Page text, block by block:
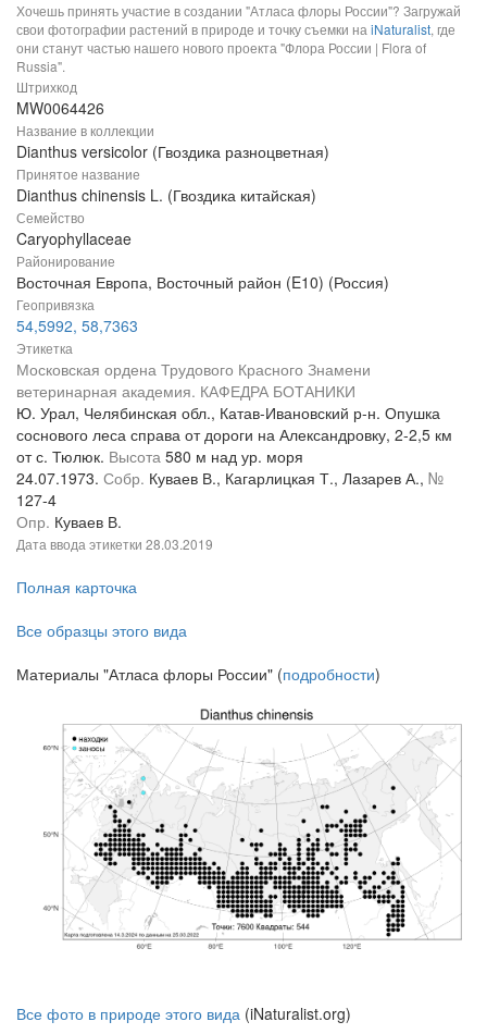
Хочешь принять участие в создании "Атласа флоры России"? Загружай
свои фотографии растений в природе и точку съемки на iNaturalist, где
они станут частью нашего нового проекта "Флора России | Flora of
Russia".
Штрихкод
MW0064426
Название в коллекции
Dianthus versicolor (Гвоздика разноцветная)
Принятое название
Dianthus chinensis L. (Гвоздика китайская)
Семейство
Caryophyllaceae
Районирование
Восточная Европа, Восточный район (E10) (Россия)
Геопривязка
54,5992, 58,7363
Этикетка
Московская ордена Трудового Красного Знамени
ветеринарная академия. КАФЕДРА БОТАНИКИ
Ю. Урал, Челябинская обл., Катав-Ивановский р-н. Опушка
соснового леса справа от дороги на Александровку, 2-2,5 км
от с. Тюлюк. Высота 580 м над ур. моря
24.07.1973. Собр. Куваев В., Кагарлицкая Т., Лазарев А., №
127-4
Опр. Куваев В.
Дата ввода этикетки 28.03.2019
Полная карточка
Все образцы этого вида
Материалы "Атласа флоры России" (подробности)
Все фото в природе этого вида (iNaturalist.org)